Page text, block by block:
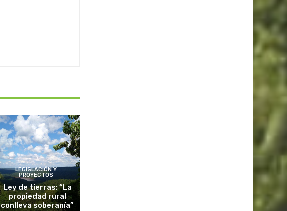
LEGISLACIÓN Y
PROYECTOS
Ley de tierras: “La
propiedad rural
conlleva soberanía”